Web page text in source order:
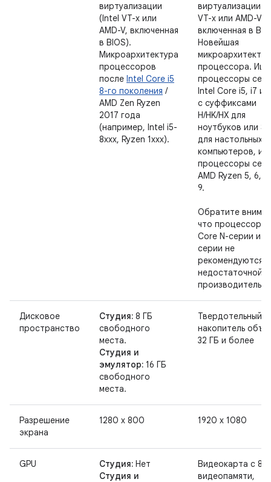
виртуализации
(Intel VT-x или
AMD-V, включенная
в BIOS).
Микроархитектура
процессоров
после Intel Core i5
8-го поколения /
AMD Zen Ryzen
2017 года
(например, Intel i5-
8xxx, Ryzen 1xxx).
виртуализации
VT-x или AMD-V,
включенная в
Новейшая
процессора.
процессоры
Intel Core i5, i7
с суффиксами
H/HK/HX для
ноутбуков или S/
для настольных
компьютеров,
процессоры
AMD Ryzen 5, 6, 7
9.
Обратите
что процессоры
Core N-серии и
серии не
рекомендуются
недостаточной
Дисковое
пространство
Студия: 8 ГБ
свободного
места.
Студия и
эмулятор: 16 ГБ
свободного
места.
Твердотельный
накопитель
32 ГБ и более
Разрешение
экрана
1280 x 800 1920 x 1080
GPU Студия: Нет
Студия и
Видеокарта с 8
видеопамяти,